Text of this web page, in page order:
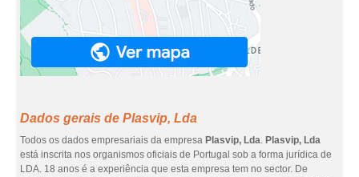
Dados gerais de Plasvip, Lda
Todos os dados empresariais da empresa Plasvip, Lda. Plasvip, Lda
está inscrita nos organismos oficiais de Portugal sob a forma jurídica de
LDA. 18 anos é a experiência que esta empresa tem no sector. De